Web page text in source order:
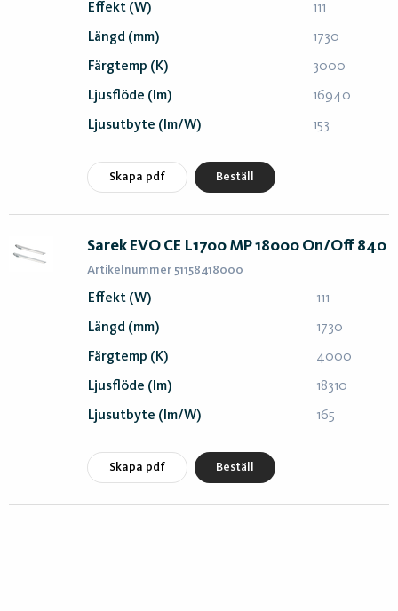
Effekt (W) 111
Längd (mm) 1730
Färgtemp (K) 3000
Ljusflöde (lm) 16940
Ljusutbyte (lm/W) 153
Skapa pdf Beställ
Sarek EVO CE L1700 MP 18000 On/Off 840
Artikelnummer 51158418000
Effekt (W) 111
Längd (mm) 1730
Färgtemp (K) 4000
Ljusflöde (lm) 18310
Ljusutbyte (lm/W) 165
Skapa pdf Beställ